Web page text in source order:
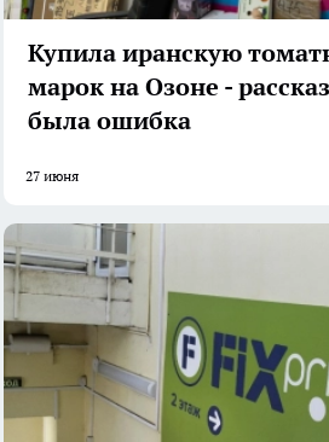
Купила иранскую
марок на Озоне -
была ошибка
27 июня